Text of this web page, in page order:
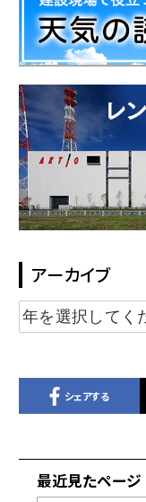
アーカイブ
シェアする
最近見たページ